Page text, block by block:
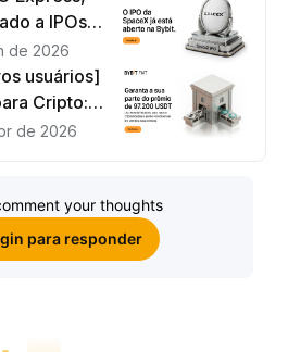
a IPOs
de 2026
usuários]
Cripto:
e
de 2026
your thoughts
para responder